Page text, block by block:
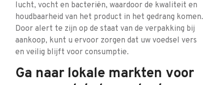
lucht, vocht en bacteriën, waardoor de kwaliteit en
houdbaarheid van het product in het gedrang komen.
Door alert te zijn op de staat van de verpakking bij
aankoop, kunt u ervoor zorgen dat uw voedsel vers
en veilig blijft voor consumptie.
Ga naar lokale markten voor